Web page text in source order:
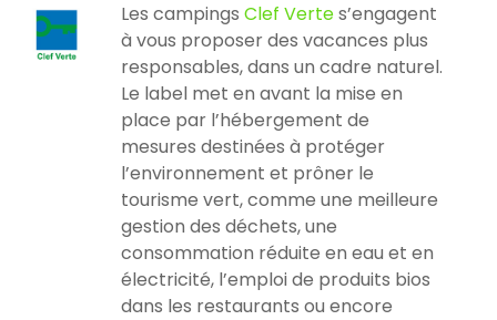
Les campings Clef Vertes’engagent
à vous proposer des vacances plus
responsables, dans un cadre naturel.
Le label met en avant la mise en
place par l’hébergement de
mesures destinées à protéger
l’environnement et prôner le
tourisme vert, comme une meilleure
gestion des déchets, une
consommation réduite en eau et en
électricité, l’emploi de produits bios
dans les restaurants ou encore